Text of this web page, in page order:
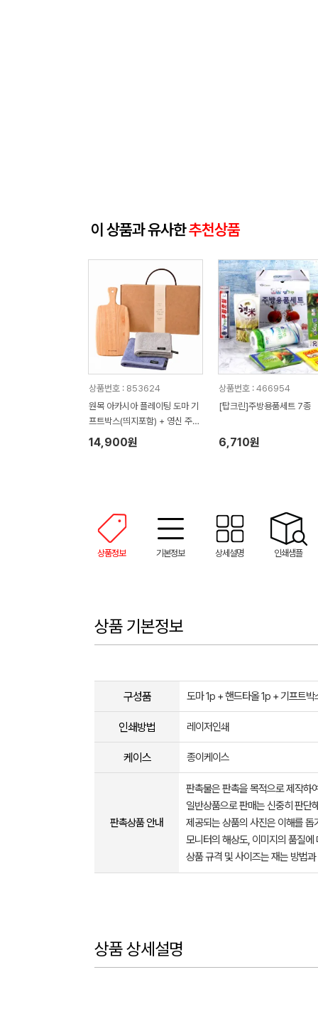
이 상품과 유사한추천상품
상품번호 : 853624
원목 아카시아 플레이팅 도마 기
프트박스(띄지포함) + 영신 주방
핸드타올 + 기프트박스
14,900원
상품번호 : 466954
[탑크린]주방용품세트 7종
6,710원
상품정보 기본정보 상세설명 인쇄샘플
상품 기본정보
구성품 도마 1p + 핸드타올 1p + 기프트박
인쇄방법 레이저인쇄
케이스 종이케이스
판촉상품 안내
판촉물은 판촉을 목적으로 제작하
일반상품으로 판매는 신중히 판단
제공되는 상품의 사진은 이해를
모니터의 해상도, 이미지의 품질
상품 규격 및 사이즈는 재는 방법
상품 상세설명